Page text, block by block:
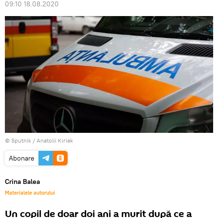
09:10 18.08.2020
© Sputnik / Anatolii Kiriak
Abonare
Crina Balea
Materialele autorului
Un copil de doar doi ani a murit după ce a